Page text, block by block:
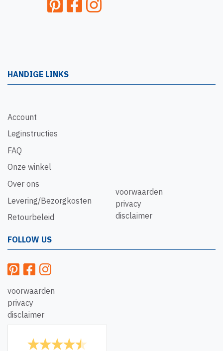
HANDIGE LINKS
Account
Leginstructies
FAQ
Onze winkel
Over ons
Levering/Bezorgkosten
Retourbeleid
voorwaarden
privacy
disclaimer
FOLLOW US
voorwaarden
privacy
disclaimer